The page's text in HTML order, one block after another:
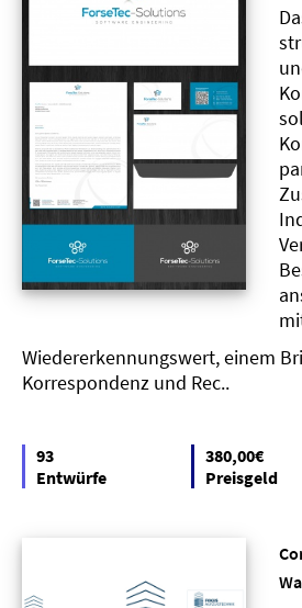
Wiedererkennungswert, einem
Korrespondenz und Rec..
93
Entwürfe
380,00€
Preisgeld